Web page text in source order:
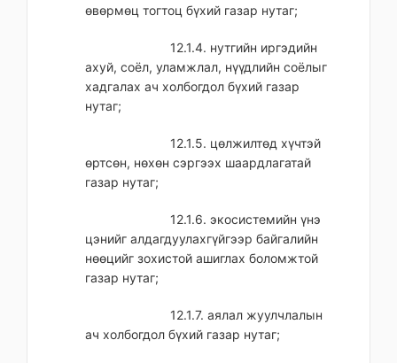
өвөрмөц тогтоц бүхий газар нутаг;
12.1.4. нутгийн иргэдийн
ахуй, соёл, уламжлал, нүүдлийн соёлыг
хадгалах ач холбогдол бүхий газар
нутаг;
12.1.5. цөлжилтөд хүчтэй
өртсөн, нөхөн сэргээх шаардлагатай
газар нутаг;
12.1.6. экосистемийн үнэ
цэнийг алдагдуулахгүйгээр байгалийн
нөөцийг зохистой ашиглах боломжтой
газар нутаг;
12.1.7. аялал жуулчлалын
ач холбогдол бүхий газар нутаг;